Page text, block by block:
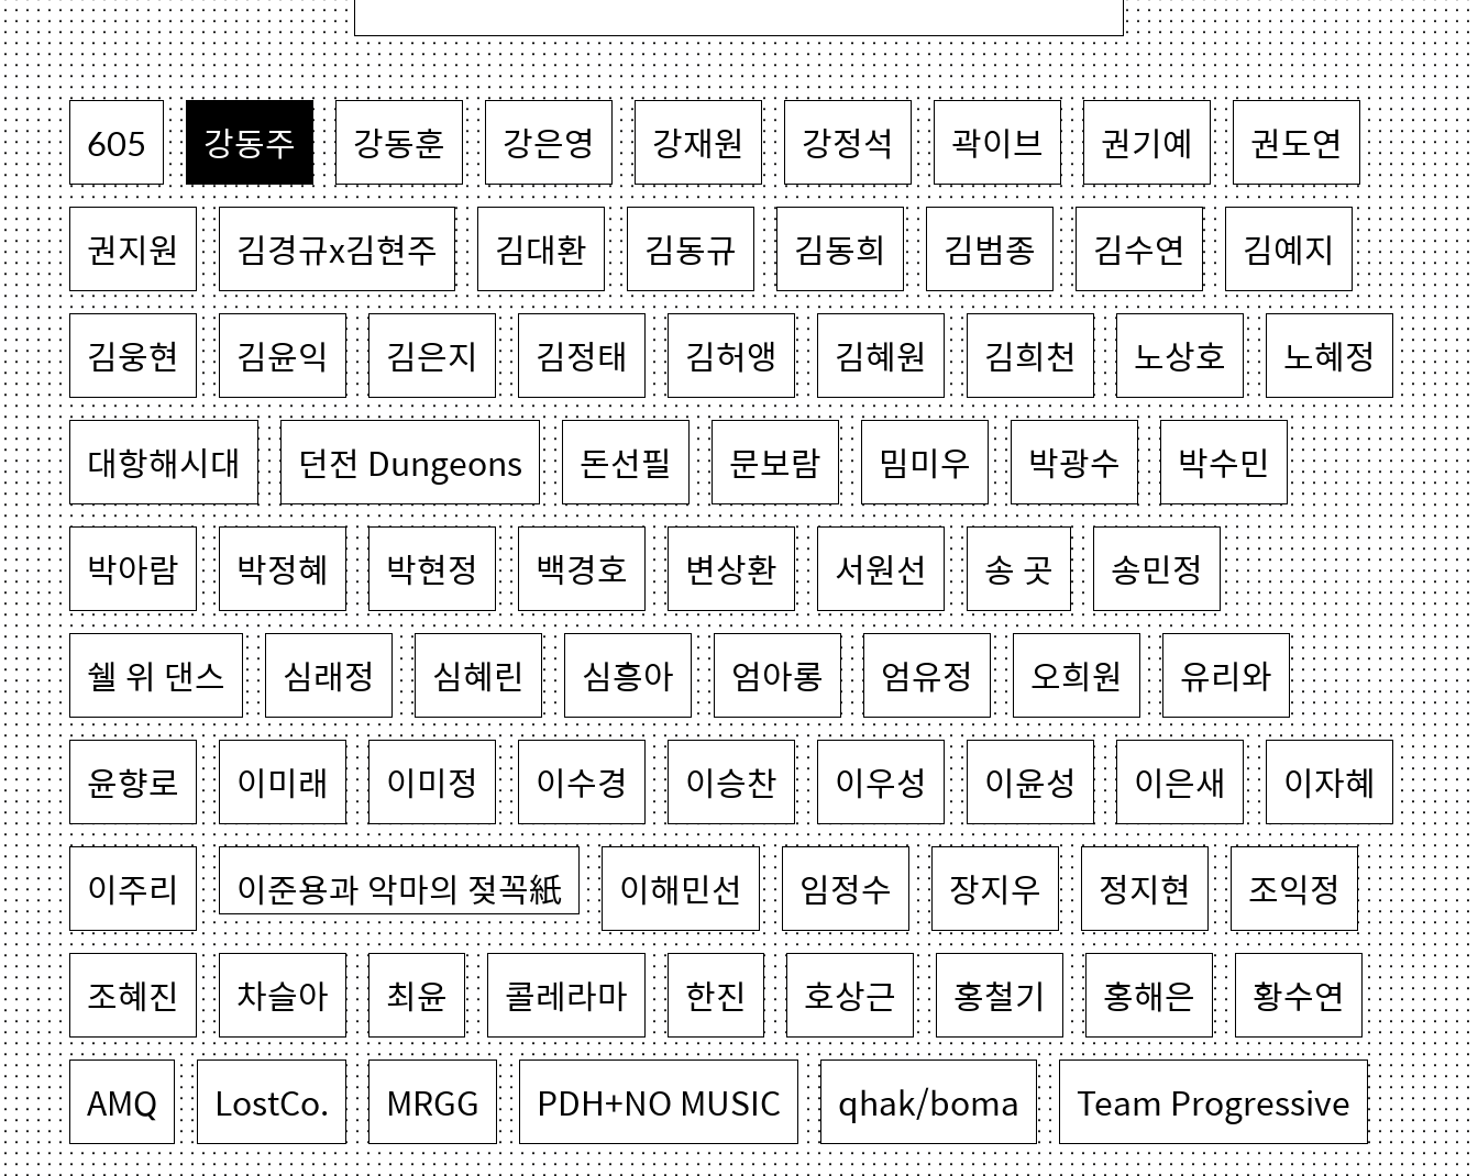
605 강동주 강동훈 강은영 강재원 강정석 곽이브 권기예 권도연
권지원 김경규x김현주 김대환 김동규 김동희 김범종 김수연 김예지
김웅현 김윤익 김은지 김정태 김허앵 김혜원 김희천 노상호 노혜정
대항해시대 던전 Dungeons 돈선필 문보람 밈미우 박광수 박수민
박아람 박정혜 박현정 백경호 변상환 서원선 송 곳 송민정
쉘 위 댄스 심래정 심혜린 심흥아 엄아롱 엄유정 오희원 유리와
윤향로 이미래 이미정 이수경 이승찬 이우성 이윤성 이은새 이자혜
이주리 이준용과 악마의 젖꼭紙 이해민선 임정수 장지우 정지현 조익정
조혜진 차슬아 최윤 콜레라마 한진 호상근 홍철기 홍해은 황수연
AMQ LostCo. MRGG PDH+NO MUSIC qhak/boma Team Progressive